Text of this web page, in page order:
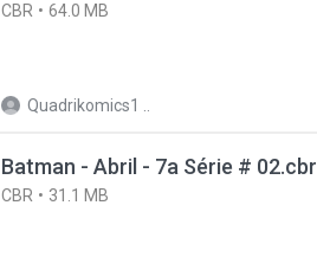
CBR 64.0 MB
Quadrikomics1 ..
Batman - Abril - 7a Série # 02.cbr
CBR 31.1 MB